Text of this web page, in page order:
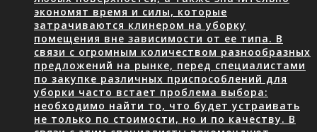
экономят время и силы, которые
затрачиваются клинером на уборку
помещения вне зависимости от ее типа. В
связи с огромным количеством разнообразных
предложений на рынке, перед специалистами
по закупке различных приспособлений для
уборки часто встает проблема выбора:
необходимо найти то, что будет устраивать
не только по стоимости, но и по качеству. В